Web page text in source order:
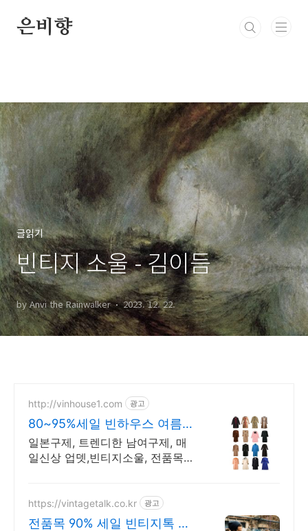
은비향
글읽기
빈티지 소울 - 김이듬
by Anvi the Rainwalker 2023. 12. 22.
http://vinhouse1.com 광고
80~95%세일 빈하우스 여름
신상품 업데이트
일본구제, 트렌디한 남여구제, 매
일신상 업뎃,빈티지소울, 전품목
https://vintagetalk.co.kr 광고
전품목 90% 세일 빈티지톡 매